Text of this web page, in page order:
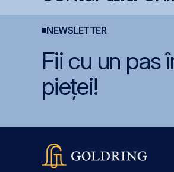
NEWSLETTER
Fii cu un pas
pieței!